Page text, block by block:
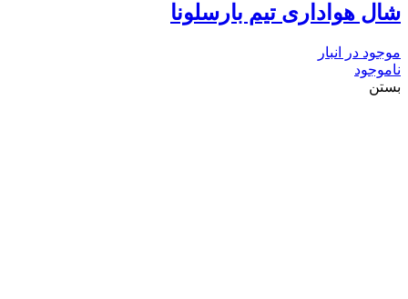
شال هواداری تیم بارسلونا
موجود در انبار
ناموجود
بستن